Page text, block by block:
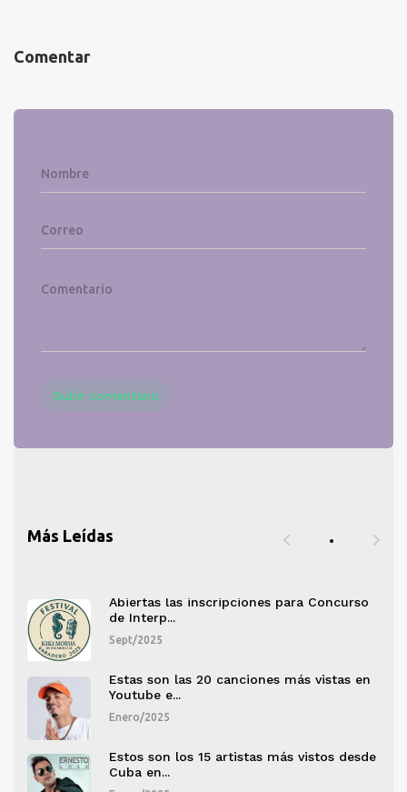
Comentar
Subir comentario
Más Leídas
Abiertas las inscripciones para Concurso
de Interp...
Sept/2025
Estas son las 20 canciones más vistas en
Youtube e...
Enero/2025
Estos son los 15 artistas más vistos desde
Cuba en...